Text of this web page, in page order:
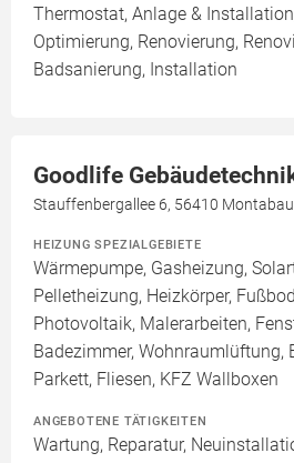
Thermostat, Anlage &
Optimierung, Renovierung,
Badsanierung, Installation
Goodlife
Stauffenbergallee 6, 56410
HEIZUNG SPEZIALGEBIETE
Wärmepumpe, Gasheizung,
Pelletheizung, Heizkörper,
Photovoltaik, Malerarbeiten,
Badezimmer, Wohnraumlüftung,
Parkett, Fliesen, KFZ Wallboxen
ANGEBOTENE TÄTIGKEITEN
Wartung, Reparatur,